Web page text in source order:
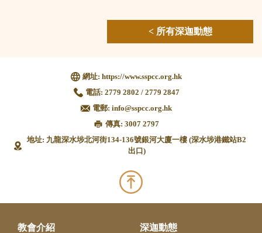
< 所有深迦動態
網址: https://www.sspcc.org.hk
電話: 2779 2802 / 2779 2847
電郵: info@sspcc.org.hk
傳真: 3007 2797
地址: 九龍深水埗北河街134-136號銀河大廈一樓 (深水埗港鐵站B2
出口)
教會介紹 深迦動態